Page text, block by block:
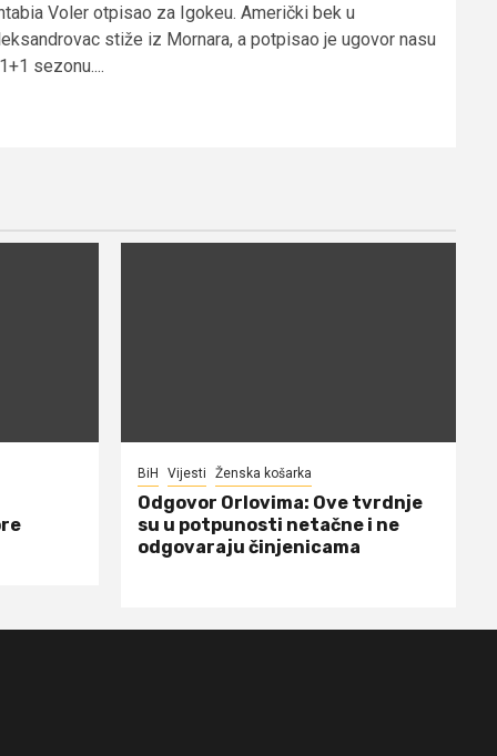
Voler otpisao za Igokeu. Američki bek u
stiže iz Mornara, a potpisao je ugovor nasu
sezonu....
BiH Vijesti Ženska košarka
Odgovor Orlovima: ​Ove tvrdnje
su u potpunosti netačne i ne
odgovaraju činjenicama